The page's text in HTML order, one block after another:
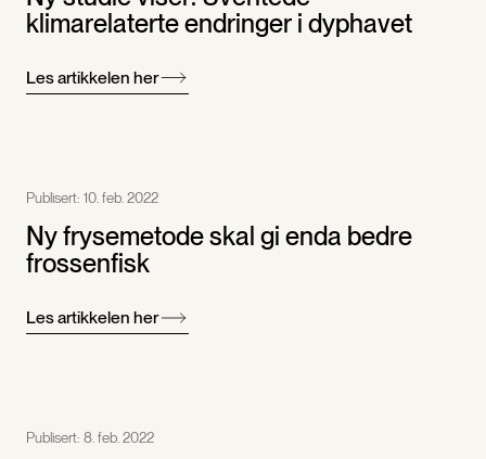
klimarelaterte endringer i dyphavet
Les artikkelen her
Publisert: 10. feb. 2022
Ny frysemetode skal gi enda bedre
frossenfisk
Les artikkelen her
Publisert: 8. feb. 2022